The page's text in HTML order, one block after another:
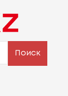
Поиск